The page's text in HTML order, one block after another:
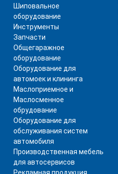
Шиповальное
оборудование
Инструменты
Запчасти
Общегаражное
оборудование
Оборудование для
автомоек и клининга
Маслоприемное и
Маслосменное
обрудование
Оборудование для
обслуживания систем
автомобиля
Производственная мебель
для автосервисов
Рекламная продукция